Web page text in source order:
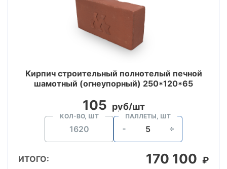
Кирпич строительный полнотелый печной
шамотный (огнеупорный) 250*120*65
105 руб/шт
КОЛ-ВО, ШТ ПАЛЛЕТЫ, ШТ
ИТОГО: 170 100 ₽